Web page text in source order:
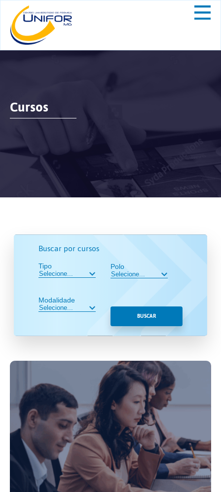
Cursos
Buscar por cursos
Tipo
Modalidade
Polo
BUSCAR